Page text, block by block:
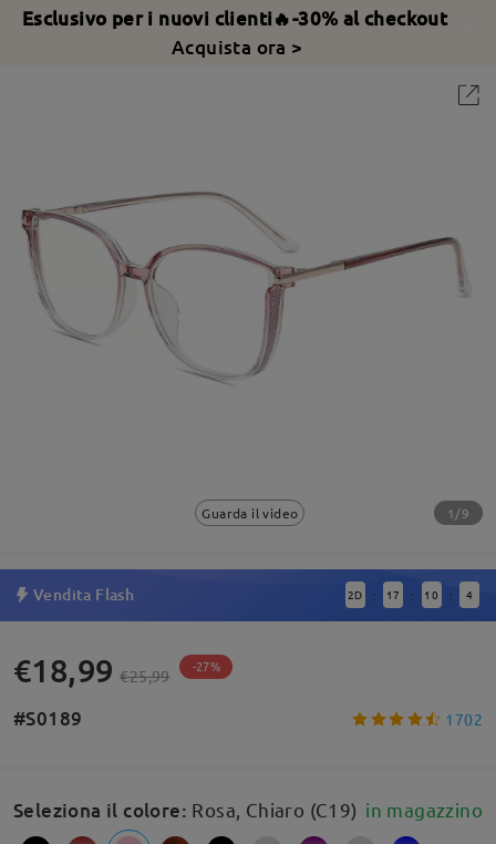
Esclusivo per i nuovi clienti🔥-30% al checkout
Acquista ora >
Guarda il video 1/9
Vendita Flash 2D : 17 : 10 : 4
€18,99 €25,99 -27%
#S0189 1702
Seleziona il colore: Rosa, Chiaro (C19) in magazzino